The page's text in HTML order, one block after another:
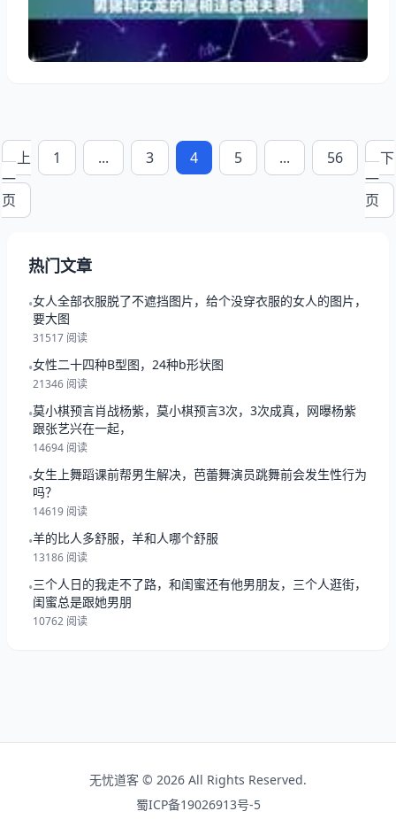
女属龙的婚姻相配吗？ 1、男猪和女龙的属相适合做夫
妻吗:属相婚配：男属龙和女属猪相配吗 您好，很高兴
为您解答
上
一
页
1 ... 3 4 5 ... 56
下
一
页
热门文章
•女人全部衣服脱了不遮挡图片，给个没穿衣服的女人的图片，
要大图
31517 阅读
•女性二十四种B型图，24种b形状图
21346 阅读
•莫小棋预言肖战杨紫，莫小棋预言3次，3次成真，网曝杨紫
跟张艺兴在一起，
14694 阅读
•女生上舞蹈课前帮男生解决，芭蕾舞演员跳舞前会发生性行为
吗？
14619 阅读
•羊的比人多舒服，羊和人哪个舒服
13186 阅读
•三个人日的我走不了路，和闺蜜还有他男朋友，三个人逛街，
闺蜜总是跟她男朋
10762 阅读
无忧道客 © 2026 All Rights Reserved.
蜀ICP备19026913号-5